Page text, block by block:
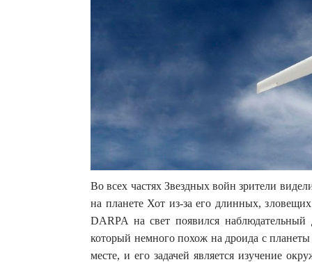
Во всех частях Звездных войн зрители
на планете Хот из-за его длинных,
DARPA на свет появился
который немного похож на дроида с
месте, и его задачей является изучение